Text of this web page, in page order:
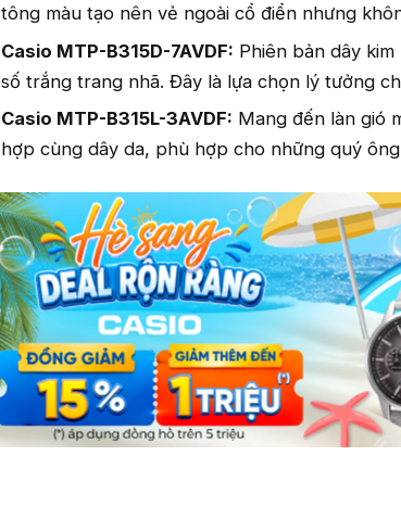
tông màu tạo nên vẻ ngoài cổ điển nhưng
Casio MTP-B315D-7AVDF: Phiên bản dây
số trắng trang nhã. Đây là lựa chọn lý tưởng
Casio MTP-B315L-3AVDF: Mang đến làn gió
hợp cùng dây da, phù hợp cho những quý